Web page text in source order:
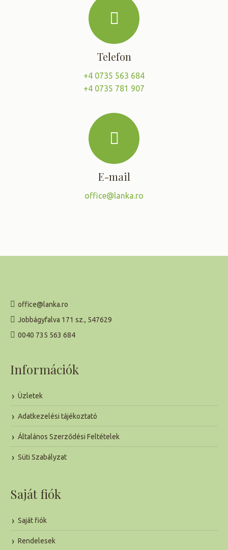
Telefon
+4 0735 563 684
+4 0735 781 907
E-mail
office@lanka.ro
office@lanka.ro
Jobbágyfalva 171 sz., 547629
0040 735 563 684
Információk
Üzletek
Adatkezelési tájékoztató
Általános Szerződési Feltételek
Süti Szabályzat
Saját fiók
Saját fiók
Rendelesek